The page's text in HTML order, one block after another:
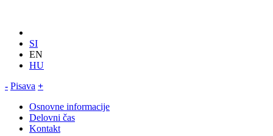
SI
EN
HU
- Pisava +
Osnovne informacije
Delovni čas
Kontakt